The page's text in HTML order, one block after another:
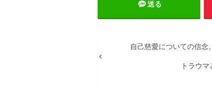
送る
自己慈愛についての信
トラウ